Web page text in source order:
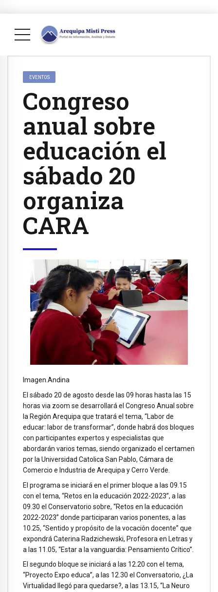
EVENTOS
Congreso
anual sobre
educación el
sábado 20
organiza
CARA
Imagen.Andina
El sábado 20 de agosto desde las 09 horas hasta las 15
horas via zoom se desarrollará el Congreso Anual sobre
la Región Arequipa que tratará el tema, “Labor de
educar: labor de transformar”, donde habrá dos bloques
con participantes expertos y especialistas que
abordarán varios temas, siendo organizado el certamen
por la Universidad Catolica San Pablo, Cámara de
Comercio e Industria de Arequipa y Cerro Verde.
El programa se iniciará en el primer bloque a las 09.15
con el tema, “Retos en la educación 2022-2023”, a las
09.30 el Conservatorio sobre, “Retos en la educación
2022-2023” donde participaran varios ponentes, a las
10.25, “Sentido y propósito de la vocación docente” que
expondrá Caterina Radzichewski, Profesora en Letras y
a las 11.05, “Estar a la vanguardia: Pensamiento Crítico”.
El segundo bloque se iniciará a las 12.20 con el tema,
“Proyecto Expo educa”, a las 12.30 el Conversatorio, ¿La
Virtualidad llegó para quedarse?, a las 13.15, “La Neuro